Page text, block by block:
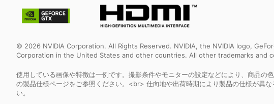
© 2026 NVIDIA Corporation. All Rights Reserved. NVIDIA, the NVIDIA logo,
Corporation in the United States and other countries. All other trademarks
使用している画像や特徴は一例です。撮影条件やモニターの設定などにより、商品
の製品仕様ページをご参照ください。<br> 仕向地や出荷時期により製品の仕様が異
い。